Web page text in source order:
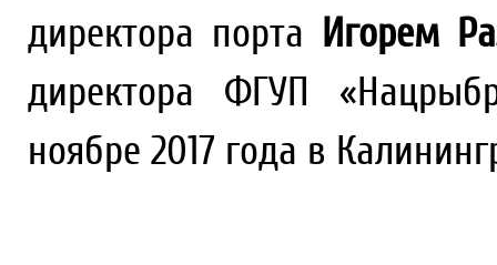
директора порта Игорем
директора ФГУП
ноябре 2017 года в